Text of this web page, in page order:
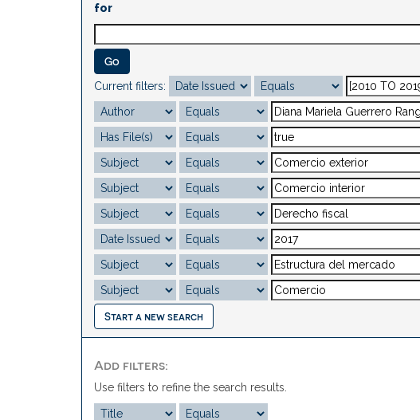
for
Current filters:
Start a new search
Add filters:
Use filters to refine the search results.